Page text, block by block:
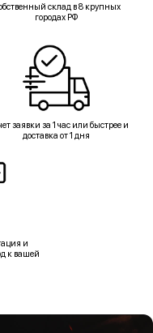
склад в 8 крупных
городах РФ
заявки за 1 час или быстрее и
доставка от 1 дня
и
к вашей